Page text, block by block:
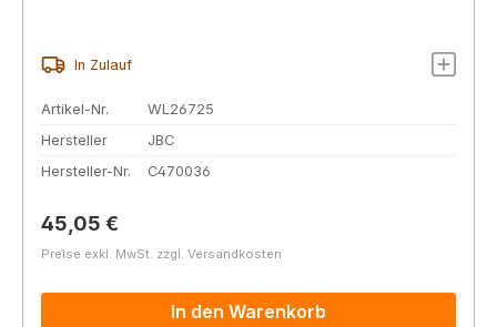
In Zulauf
Artikel-Nr.
WL26725
Hersteller
JBC
Hersteller-Nr.
C470036
Regulärer Preis:
45,05 €
Preise exkl. MwSt. zzgl. Versandkosten
In den Warenkorb